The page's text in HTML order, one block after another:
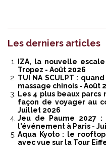
Les derniers articles
IZA, la nouvelle
Tropez - Août 2026
TUI NA SCULPT :
massage chinois - Août
Les 4 plus beaux
façon de voyager au
Juillet 2026
Jeu de Paume 2027
l'événement à Paris -
Aqua Kyoto : le
avec vue sur la Tour